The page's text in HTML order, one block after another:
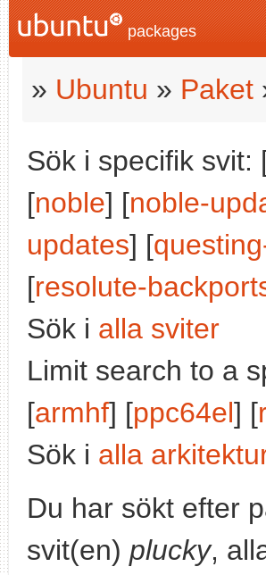
packages
» Ubuntu » Paket
Sök i specifik svit:
[noble] [noble-
updates] [
[resolute-
Sök i alla sviter
Limit search to a
[armhf] [ppc64el] [
Sök i alla
Du har sökt efter
svit(en) plucky,